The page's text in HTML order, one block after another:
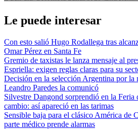
Le puede interesar
Con esto salió Hugo Rodallega tras
Omar Pérez en Santa Fe
Gremio de taxistas le lanza mensaje al
Espriella: exigen reglas claras para su
Decisión en la selección Argentina por la
Leandro Paredes la comunicó
Silvestre Dangond sorprendió en la Feria
cambio: así apareció en las tarimas
Sensible baja para el clásico América de
parte médico prende alarmas